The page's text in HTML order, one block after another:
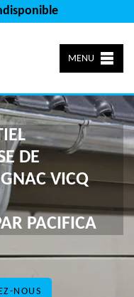
MENU
NOUS
DE
VICQ
PACIFICA